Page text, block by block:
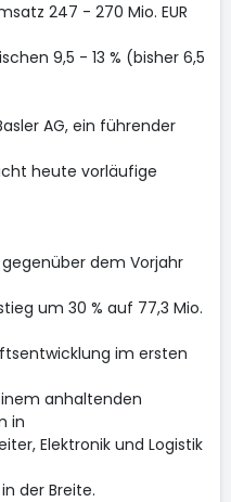
247 - 270 Mio. EUR
9,5 - 13 % (bisher 6,5
AG, ein führender
heute vorläufige
dem Vorjahr
um 30 % auf 77,3 Mio.
im ersten
anhaltenden
in
Elektronik und Logistik
der Breite.